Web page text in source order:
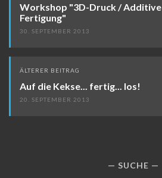
Workshop "3D-Druck / Additive
Fertigung"
30. SEPTEMBER 2013
ÄLTERER BEITRAG
Auf die Kekse... fertig... los!
20. SEPTEMBER 2013
SUCHE